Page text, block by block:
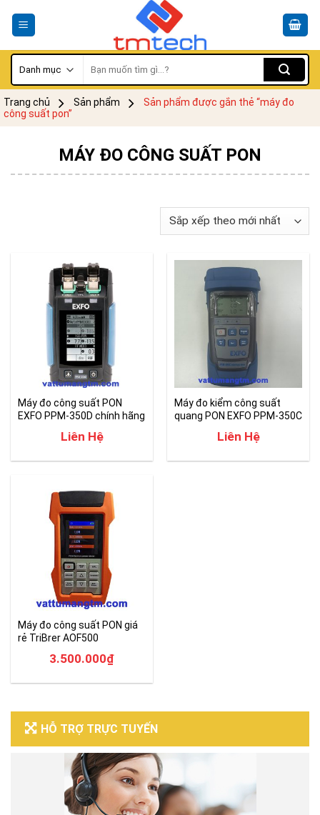
kiếm:
Trang chủ Sản phẩm
Sản phẩm được gắn thẻ “máy đo
công suất pon”
HỖ TRỢ TRỰC TUYẾN
MÁY ĐO CÔNG SUẤT PON
Máy đo công suất PON
EXFO PPM-350D chính hãng
Liên Hệ
Máy đo kiểm công suất
quang PON EXFO PPM-350C
Liên Hệ
Máy đo công suất PON giá
rẻ TriBrer AOF500
3.500.000₫